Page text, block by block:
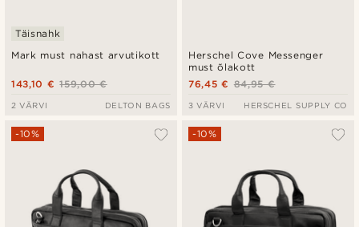
Mark must nahast arvutikott
Täisnahk
159,00 €
143,10 €
2 VÄRVI DELTON BAGS
Herschel Cove Messenger
must õlakott
84,95 €
76,45 €
3 VÄRVI HERSCHEL SUPPLY CO
-10% -10%